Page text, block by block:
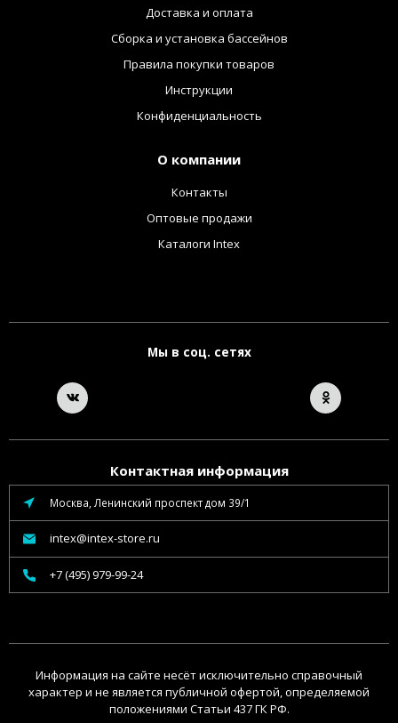
Доставка и оплата
Сборка и установка бассейнов
Правила покупки товаров
Инструкции
Конфиденциальность
О компании
Контакты
Оптовые продажи
Каталоги Intex
Мы в соц. сетях
Контактная информация
Москва, Ленинский проспект дом 39/1
intex@intex-store.ru
+7 (495) 979-99-24
Информация на сайте несёт исключительно справочный
характер и не является публичной офертой, определяемой
положениями Статьи 437 ГК РФ.